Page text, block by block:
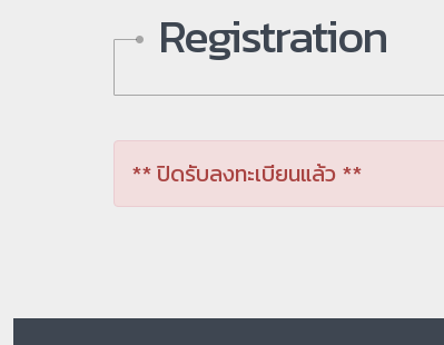
Registration
** ปิดรับลงทะเบียนแล้ว **